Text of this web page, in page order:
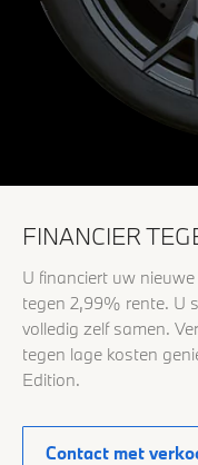
FINANCIER
U financiert uw
tegen 2,99% rente. U
volledig zelf samen.
tegen lage kosten
Edition.
Contact met